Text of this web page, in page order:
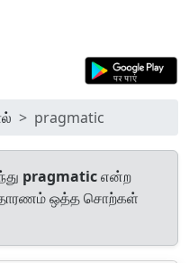
pragmatic
pragmaticஎன்ற
ஒத்த சொற்கள்